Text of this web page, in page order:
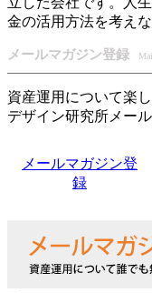
金の活用方法を考え
メールマガジン登録
資産運用について楽
デザイン研究所メー
メールマガジン登
録